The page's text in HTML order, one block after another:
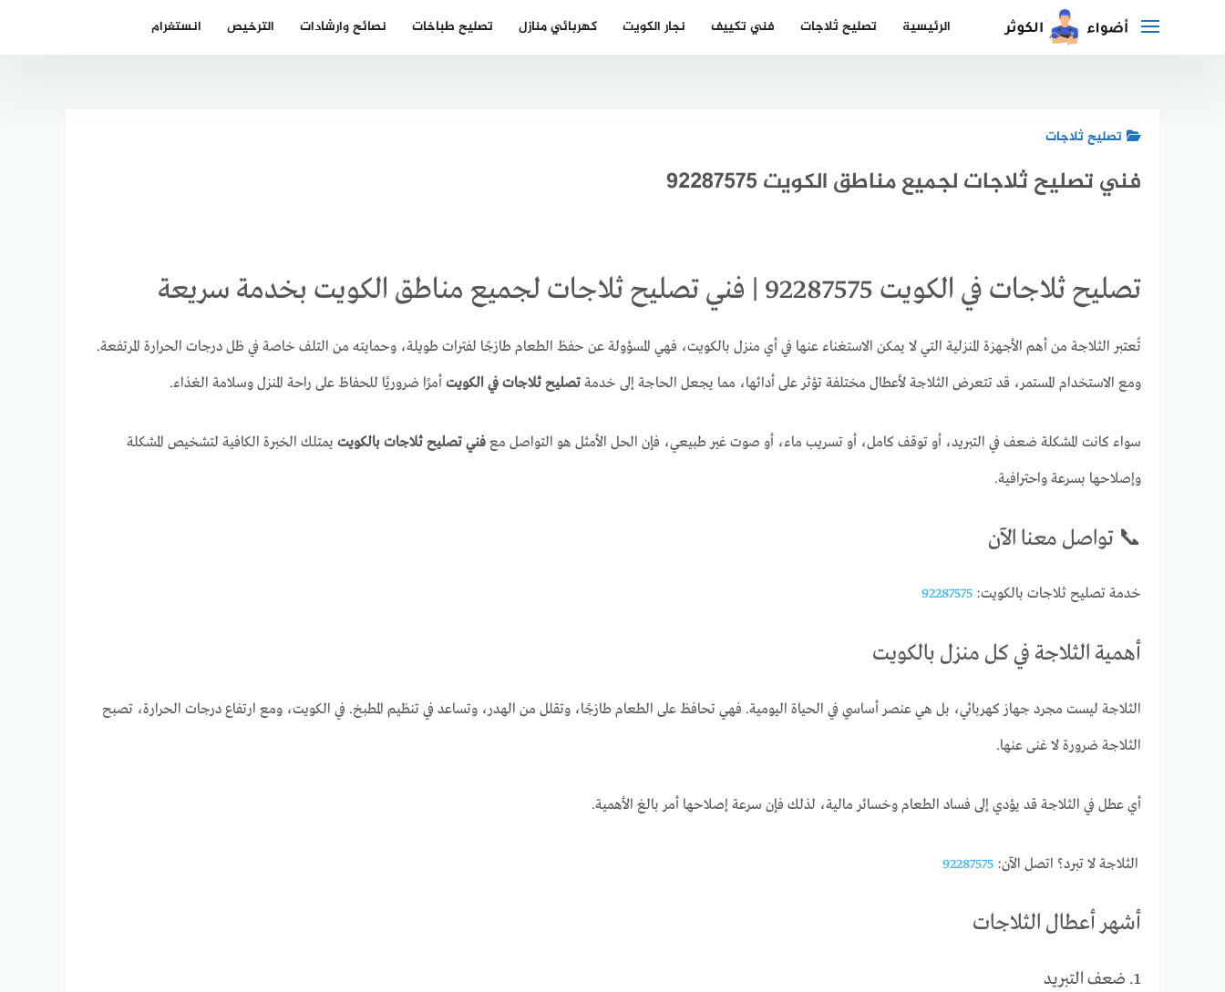
الرئيسية تصليح ثلاجات فني تكييف نجار الكويت كهربائي منازل تصليح طباخات نصائح وارشادات الترخيص انستغرام
تصليح ثلاجات
فني تصليح ثلاجات لجميع مناطق الكويت 92287575
تصليح ثلاجات في الكويت 92287575 | فني تصليح ثلاجات لجميع مناطق الكويت بخدمة سريعة
تُعتبر الثلاجة من أهم الأجهزة المنزلية التي لا يمكن الاستغناء عنها في أي منزل بالكويت، فهي المسؤولة عن حفظ الطعام طازجًا لفترات طويلة، وحمايته من التلف خاصة في ظل درجات الحرارة المرتفعة.
ومع الاستخدام المستمر، قد تتعرض الثلاجة لأعطال مختلفة تؤثر على أدائها، مما يجعل الحاجة إلى خدمة تصليح ثلاجات في الكويت أمرًا ضروريًا للحفاظ على راحة المنزل وسلامة الغذاء.
سواء كانت المشكلة ضعف في التبريد، أو توقف كامل، أو تسريب ماء، أو صوت غير طبيعي، فإن الحل الأمثل هو التواصل مع فني تصليح ثلاجات بالكويت يمتلك الخبرة الكافية لتشخيص المشكلة
وإصلاحها بسرعة واحترافية.
📞 تواصل معنا الآن
خدمة تصليح ثلاجات بالكويت: 92287575
أهمية الثلاجة في كل منزل بالكويت
الثلاجة ليست مجرد جهاز كهربائي، بل هي عنصر أساسي في الحياة اليومية. فهي تحافظ على الطعام طازجًا، وتقلل من الهدر، وتساعد في تنظيم المطبخ. في الكويت، ومع ارتفاع درجات الحرارة، تصبح
الثلاجة ضرورة لا غنى عنها.
أي عطل في الثلاجة قد يؤدي إلى فساد الطعام وخسائر مالية، لذلك فإن سرعة إصلاحها أمر بالغ الأهمية.
الثلاجة لا تبرد؟ اتصل الآن: 92287575
أشهر أعطال الثلاجات
1. ضعف التبريد